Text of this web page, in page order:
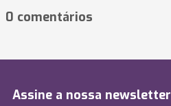
0 comentários
Assine a nossa newsletter